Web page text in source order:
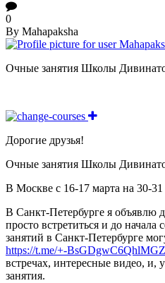
0
By Mahapaksha
Очные занятия Школы
Дорогие друзья!
Очные занятия Школы
В Москве с 16-17 марта на 30-31
В Санкт-Петербурге я объявлю
просто встретиться и до начала
занятий в Санкт-Петербурге
https://t.me/+-
встречах, интересные видео, и,
занятия.